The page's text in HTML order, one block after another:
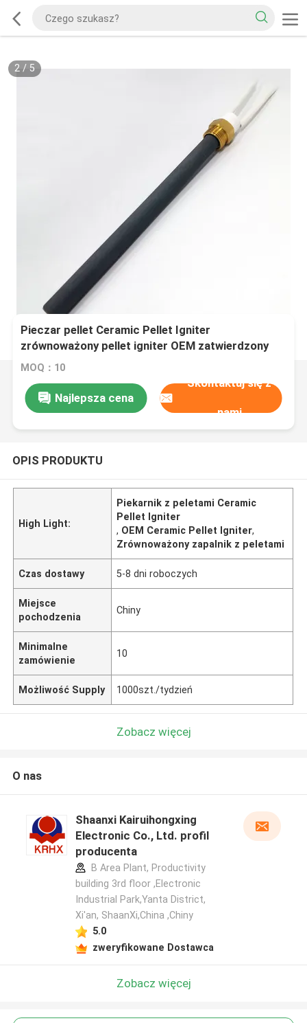
2/ 5
Pieczar pellet Ceramic Pellet Igniter
zrównoważony pellet igniter OEM zatwierdzony
MOQ：10
Najlepsza cena
Skontaktuj się z
nami
OPIS PRODUKTU
High Light:
Piekarnik z peletami Ceramic
Pellet Igniter
, OEM Ceramic Pellet Igniter,
Zrównoważony zapalnik z peletami
Czas dostawy 5-8 dni roboczych
Miejsce
pochodzenia
Chiny
Minimalne
zamówienie
10
Możliwość Supply 1000szt./tydzień
Zobacz więcej
O nas
Shaanxi Kairuihongxing
Electronic Co., Ltd. profil
producenta
B Area Plant, Productivity
building 3rd floor ,Electronic
Industrial Park,Yanta District,
Xi'an, ShaanXi,China ,Chiny
5.0
zweryfikowane Dostawca
Zobacz więcej